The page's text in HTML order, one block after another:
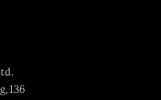
136